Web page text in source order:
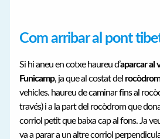
Com arribar al pont
Si hi aneu en cotxe haureu d’aparcar al
Funicamp, ja que al costat del
vehicles. haureu de caminar fins al
través) i a la part del rocòdrom que
corriol petit que baixa cap al fons. Ja
va a parar a un altre corriol